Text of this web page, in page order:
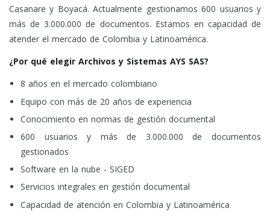
Casanare y Boyacá. Actualmente gestionamos 600 usuarios y
más de 3.000.000 de documentos. Estamos en capacidad de
atender el mercado de Colombia y Latinoamérica.
¿Por qué elegir Archivos y Sistemas AYS SAS?
8 años en el mercado colombiano
Equipo con más de 20 años de experiencia
Conocimiento en normas de gestión documental
600 usuarios y más de 3.000.000 de documentos
gestionados
Software en la nube - SIGED
Servicios integrales en gestión documental
Capacidad de atención en Colombia y Latinoamérica